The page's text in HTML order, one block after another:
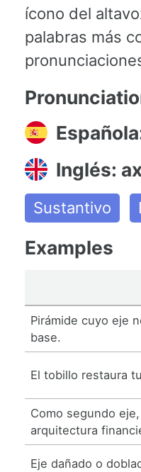
ícono del
palabras más
Inglés:
Sustantivo
Examples
Pirámide cuyo eje
base.
El tobillo restaura
Como segundo
arquitectura
Eje dañado o